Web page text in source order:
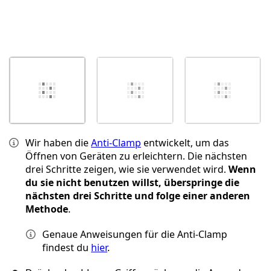
Wir haben dieAnti-Clamp entwickelt, um das
Öffnen von Geräten zu erleichtern. Die nächsten
drei Schritte zeigen, wie sie verwendet wird. Wenn
du sie nicht benutzen willst, überspringe die
nächsten drei Schritte und folge einer anderen
Methode.
Genaue Anweisungen für die Anti-Clamp
findest du hier.